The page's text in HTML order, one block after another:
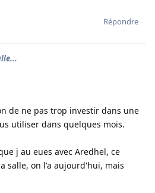
Répondre
de ne pas trop investir dans une
utiliser dans quelques mois.
j au eues avec Aredhel, ce
salle, on l'a aujourd'hui, mais